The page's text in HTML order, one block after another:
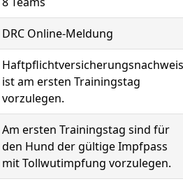
DRC Online-Meldung
Haftpflichtversicherungsnachweis
ist am ersten Trainingstag
vorzulegen.
Am ersten Trainingstag sind für
den Hund der gültige Impfpass
mit Tollwutimpfung vorzulegen.